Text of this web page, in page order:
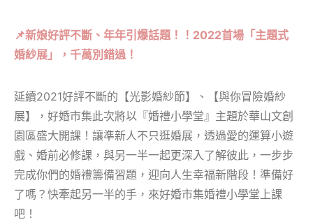
📌新娘好評不斷、年年引爆話題！！2022首場「主題式
婚紗展」，千萬別錯過！
延續2021好評不斷的【光影婚紗節】、【與你冒險婚紗
展】，好婚市集此次將以『婚禮小學堂』主題於華山文創
園區盛大開課！讓準新人不只逛婚展，透過愛的運算小遊
戲、婚前必修課，與另一半一起更深入了解彼此，一步步
完成你們的婚禮籌備習題，迎向人生幸福新階段！準備好
了嗎？快牽起另一半的手，來好婚市集婚禮小學堂上課
吧！